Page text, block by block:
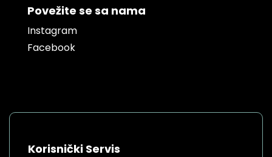
Povežite se sa nama
Instagram
Facebook
Korisnički Servis